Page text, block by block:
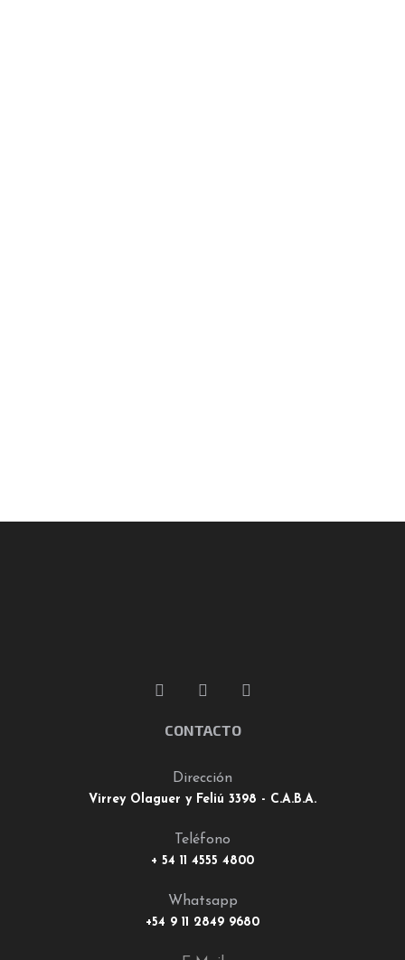
CONTACTO
Dirección
Virrey Olaguer y Feliú 3398 - C.A.B.A.
Teléfono
+ 54 11 4555 4800
Whatsapp
+54 9 11 2849 9680